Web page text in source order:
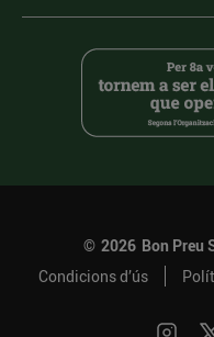
© 2026 Bon Preu
Condicions d’ús